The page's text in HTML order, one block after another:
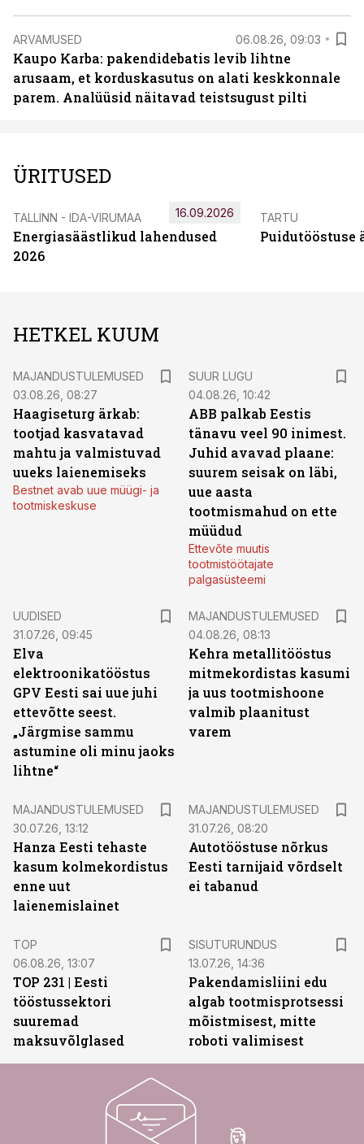
ARVAMUSED 06.08.26, 09:03
Kaupo Karba: pakendidebatis levib lihtne
arusaam, et korduskasutus on alati keskkonnale
parem. Analüüsid näitavad teistsugust pilti
ÜRITUSED
TALLINN - IDA-VIRUMAA
Energiasäästlikud lahendused
2026
16.09.2026 TARTU
Puidutööstuse
HETKEL KUUM
MAJANDUSTULEMUSED
03.08.26, 08:27
Haagiseturg ärkab:
tootjad kasvatavad
mahtu ja valmistuvad
uueks laienemiseks
Bestnet avab uue müügi- ja
tootmiskeskuse
SUUR LUGU
04.08.26, 10:42
ABB palkab Eestis
tänavu veel 90 inimest.
Juhid avavad plaane:
suurem seisak on läbi,
uue aasta
tootmismahud on ette
müüdud
Ettevõte muutis
tootmistöötajate
palgasüsteemi
UUDISED
31.07.26, 09:45
Elva
elektroonikatööstus
GPV Eesti sai uue juhi
ettevõtte seest.
„Järgmise sammu
astumine oli minu jaoks
lihtne“
MAJANDUSTULEMUSED
04.08.26, 08:13
Kehra metallitööstus
mitmekordistas kasumi
ja uus tootmishoone
valmib plaanitust
varem
MAJANDUSTULEMUSED
30.07.26, 13:12
Hanza Eesti tehaste
kasum kolmekordistus
enne uut
laienemislainet
MAJANDUSTULEMUSED
31.07.26, 08:20
Autotööstuse nõrkus
Eesti tarnijaid võrdselt
ei tabanud
TOP
06.08.26, 13:07
TOP 231 | Eesti
tööstussektori
suuremad
maksuvõlglased
SISUTURUNDUS
13.07.26, 14:36
Pakendamisliini edu
algab tootmisprotsessi
mõistmisest, mitte
roboti valimisest